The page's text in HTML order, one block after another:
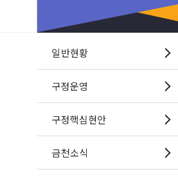
일반현황
구정운영
구정핵심현안
금천소식